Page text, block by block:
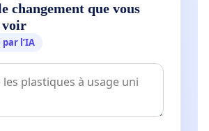
changement que vous
voir
l’IA